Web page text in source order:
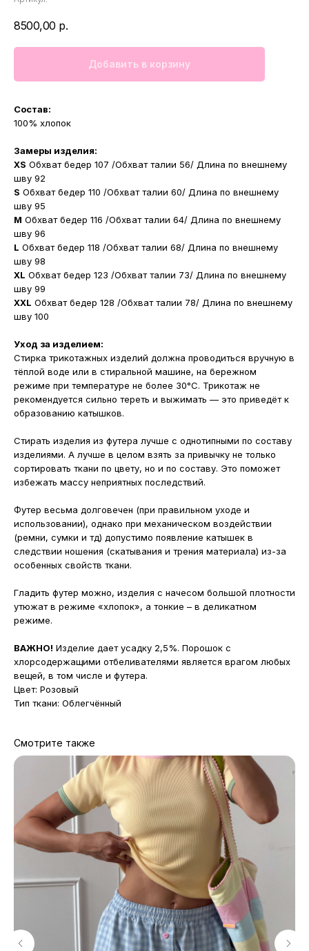
8500,00 р.
Добавить в корзину
Состав:
100% хлопок
Замеры изделия:
XS Обхват бедер 107 /Обхват талии 56/ Длина по внешнему
шву 92
S Обхват бедер 110 /Обхват талии 60/ Длина по внешнему
шву 95
M Обхват бедер 116 /Обхват талии 64/ Длина по внешнему
шву 96
L Обхват бедер 118 /Обхват талии 68/ Длина по внешнему
шву 98
XL Обхват бедер 123 /Обхват талии 73/ Длина по внешнему
шву 99
XXL Обхват бедер 128 /Обхват талии 78/ Длина по внешнему
шву 100
Уход за изделием:
Стирка трикотажных изделий должна проводиться вручную в
тёплой воде или в стиральной машине, на бережном
режиме при температуре не более 30°С. Трикотаж не
рекомендуется сильно тереть и выжимать — это приведёт к
образованию катышков.
Стирать изделия из футера лучше с однотипными по составу
изделиями. А лучше в целом взять за привычку не только
сортировать ткани по цвету, но и по составу. Это поможет
избежать массу неприятных последствий.
Футер весьма долговечен (при правильном уходе и
использовании), однако при механическом воздействии
(ремни, сумки и тд) допустимо появление катышек в
следствии ношения (скатывания и трения материала) из-за
особенных свойств ткани.
Гладить футер можно, изделия с начесом большой плотности
утюжат в режиме «хлопок», а тонкие – в деликатном
режиме.
ВАЖНО! Изделие дает усадку 2,5%. Порошок с
хлорсодержащими отбеливателями является врагом любых
вещей, в том числе и футера.
Цвет: Розовый
Тип ткани: Облегчённый
Смотрите также
МАГАЗИНЫ
Потрогать, примерить,
ВЛЮБИТЬСЯ И КУПИТЬ
наш бренд вы можете по адресу